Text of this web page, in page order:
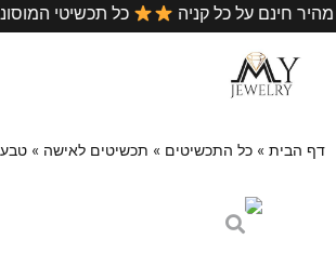
משלוח מהיר חינם על כל קניה כל •
דף הבית » כל התכשיטים » תכשיטים לאישה »